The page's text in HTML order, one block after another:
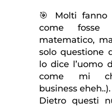
🎯 Molti fanno
come fosse
matematico,
solo questione
lo dice l’uomo
come mi
business eheh..).
Dietro questi